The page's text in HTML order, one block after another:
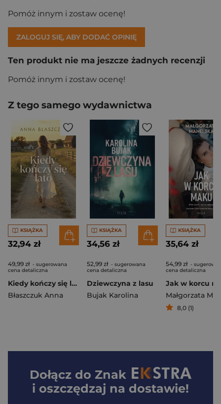
Pomóż innym i zostaw ocenę!
ZALOGUJ SIĘ, ABY DODAĆ OPINIĘ
Ten produkt nie ma jeszcze żadnych recenzji
Pomóż innym i zostaw ocenę!
Z tego samego wydawnictwa
KSIĄŻKA
32,94 zł
49,99 zł - sugerowana
cena detaliczna
Kiedy kończy się lato
Błaszczuk Anna
KSIĄŻKA
34,56 zł
52,99 zł - sugerowana
cena detaliczna
Dziewczyna z lasu
Bujak Karolina
KSIĄŻKA
35,64 zł
54,99 zł -
cena detaliczna
Jak w korcu
8,0 (1)
Dołącz do Znak
i oszczędzaj na dostawie!